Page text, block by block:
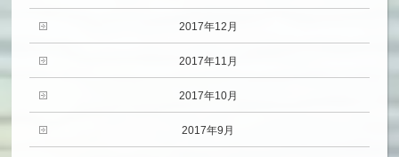
2017年12月
2017年11月
2017年10月
2017年9月